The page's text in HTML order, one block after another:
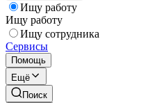
Ищу работу
Ищу работу
Ищу сотрудника
Сервисы
Помощь
Ещё
Поиск